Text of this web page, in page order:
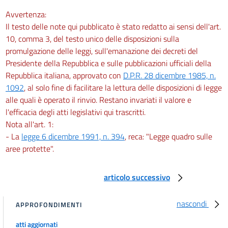
Avvertenza:
Il testo delle note qui pubblicato è stato redatto ai sensi dell'art.
10, comma 3, del testo unico delle disposizioni sulla
promulgazione delle leggi, sull'emanazione dei decreti del
Presidente della Repubblica e sulle pubblicazioni ufficiali della
Repubblica italiana, approvato con D.P.R. 28 dicembre 1985, n.
1092, al solo fine di facilitare la lettura delle disposizioni di legge
alle quali è operato il rinvio. Restano invariati il valore e
l'efficacia degli atti legislativi qui trascritti.
Nota all'art. 1:
- La legge 6 dicembre 1991, n. 394, reca: "Legge quadro sulle
aree protette".
articolo successivo
nascondi
APPROFONDIMENTI
atti aggiornati